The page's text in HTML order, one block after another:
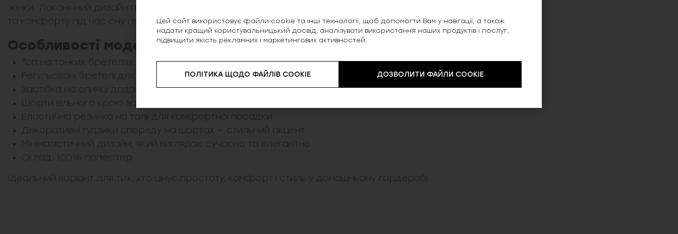
жінки. Лаконічний дизайн підкреслює елегантність, а легка тканина дарує відчуття свободи
та комфорту під час сну і відпочинку.
Особливості моделі
Топ на тонких бретелях із акуратним вирізом — виглядає стримано та витончено.
Регульовані бретелі для ідеальної посадки.
Застібка на спинці додає зручності та практичності.
Шорти вільного крою забезпечують легкість і не обмежують рухів.
Еластична резинка на талії для комфортної посадки.
Декоративні ґудзики спереду на шортах — стильний акцент.
Мінімалістичний дизайн, який виглядає сучасно та елегантно.
Склад: 100% поліестер.
Ідеальний варіант для тих, хто цінує простоту, комфорт і стиль у домашньому гардеробі.
Цей сайт використовує файли cookie та інші технології, щоб допомогти Вам у навігації, а також
надати кращий користувальницький досвід, аналізувати використання наших продуктів і послуг,
підвищити якість рекламних і маркетингових активностей.
ПОЛІТИКА ЩОДО ФАЙЛІВ COOKIE ДОЗВОЛИТИ ФАЙЛИ COOKIE